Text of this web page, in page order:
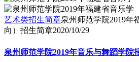
艺术类招生简章泉州师范学院2019年
向）招生简章2020/10/29
泉州师范学院2019年音乐与舞蹈学院